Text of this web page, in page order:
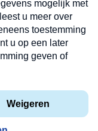
onze
in uw